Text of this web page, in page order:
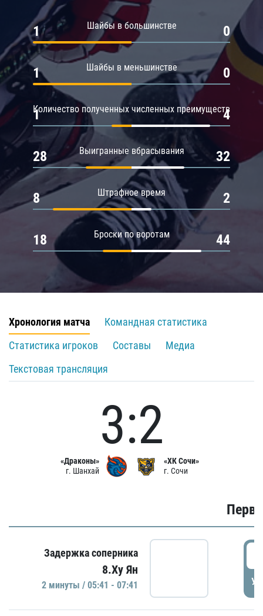
Шайбы в большинстве
1 0
Шайбы в меньшинстве
1 0
Количество полученных численных преимуществ
1 4
Выигранные вбрасывания
28 32
Штрафное время
8 2
Броски по воротам
18 44
Хронология матча
Командная статистика
Статистика игроков
Составы
Медиа
Текстовая трансляция
«Драконы»
г. Шанхай
3:2
«ХК Сочи»
г. Сочи
Задержка соперника
8.Ху Ян
2 минуты / 05:41 - 07:41